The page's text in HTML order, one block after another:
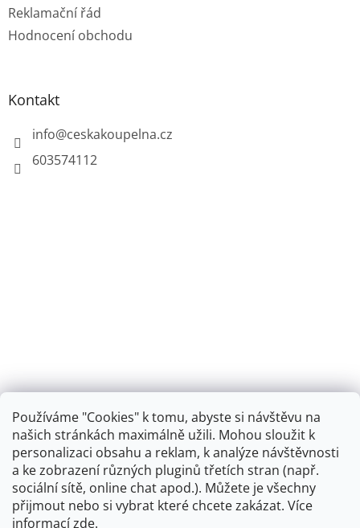
Používáme "Cookies" k tomu, abyste si návštěvu na
našich stránkách maximálně užili. Mohou sloužit k
personalizaci obsahu a reklam, k analýze návštěvnosti
a ke zobrazení různých pluginů třetích stran (např.
sociální sítě, online chat apod.). Můžete je všechny
přijmout nebo si vybrat které chcete zakázat. Více
informacízde.
Reklamační řád
Hodnocení obchodu
Kontakt
info@ceskakoupelna.cz
603574112
Retro koupelna